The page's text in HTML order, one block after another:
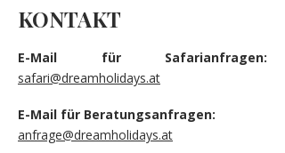
KONTAKT
E-Mail für Safarianfragen:
safari@dreamholidays.at
E-Mail für Beratungsanfragen:
anfrage@dreamholidays.at